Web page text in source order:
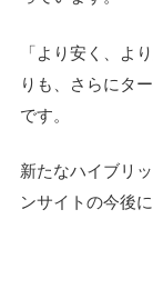
「より安く、よ
りも、さらにタ
です。
新たなハイブリ
ンサイトの今後